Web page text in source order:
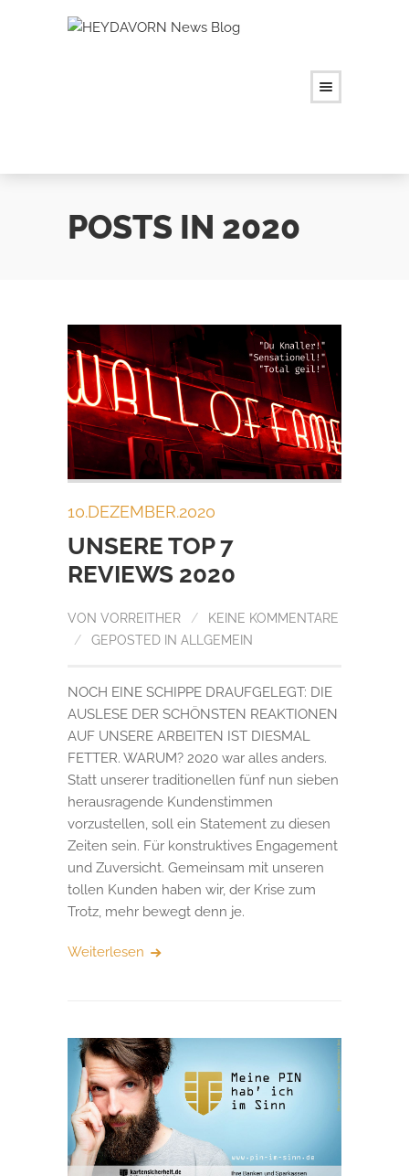
POSTS IN 2020
10.DEZEMBER.2020
UNSERE TOP 7
REVIEWS 2020
VON VORREITHER /
KEINE KOMMENTARE
/
GEPOSTED IN ALLGEMEIN
NOCH EINE SCHIPPE DRAUFGELEGT: DIE
AUSLESE DER SCHÖNSTEN REAKTIONEN
AUF UNSERE ARBEITEN IST DIESMAL
FETTER. WARUM? 2020 war alles anders.
Statt unserer traditionellen fünf nun sieben
herausragende Kundenstimmen
vorzustellen, soll ein Statement zu diesen
Zeiten sein. Für konstruktives Engagement
und Zuversicht. Gemeinsam mit unseren
tollen Kunden haben wir, der Krise zum
Trotz, mehr bewegt denn je.
Weiterlesen